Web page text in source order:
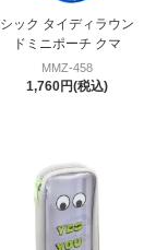
シック タイディラウン
ドミニポーチ クマ
MMZ-458
1,760円(税込)